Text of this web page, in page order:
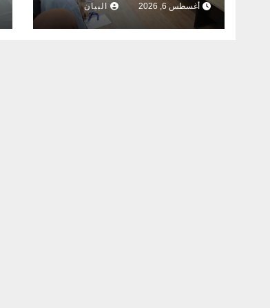
موسم 2025-2026
أغسطس 6, 2026 البيان